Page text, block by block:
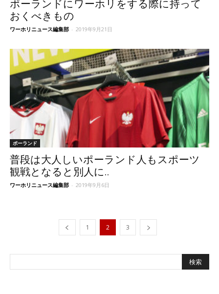
ポーランドにワーホリをする際に持って
おくべきもの
ワーホリニュース編集部 - 2019年9月21日
ポーランド
普段は大人しいポーランド人もスポーツ
観戦となると別人に..
ワーホリニュース編集部 - 2019年9月6日
1 2 3